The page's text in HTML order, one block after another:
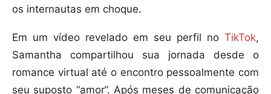
os internautas em choque.
Em um vídeo revelado em seu perfil no TikTok,
Samantha compartilhou sua jornada desde o
romance virtual até o encontro pessoalmente com
seu suposto “amor”. Após meses de comunicação